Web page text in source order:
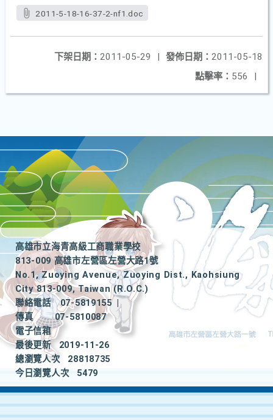
2011-5-18-16-37-2-nf1.doc
發佈日期： 2011-05-18
下架日期： 2011-05-29
|
點擊率： 556 |
高雄市立海青高級工商職業學校
813-009 高雄市左營區左營大路1號
No.1, Zuoying Avenue, Zuoying Dist., Kaohsiung
City 813-009, Taiwan (R.O.C.)
聯絡電話
07-5819155
|
傳真
07-5810087
電子信箱
最後更新
2019-11-26
總瀏覽人次
28818735
今日瀏覽人次
5479